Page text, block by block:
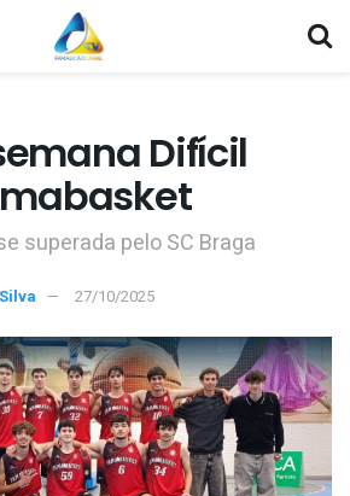
Difícil
superada pelo SC Braga
27/10/2025